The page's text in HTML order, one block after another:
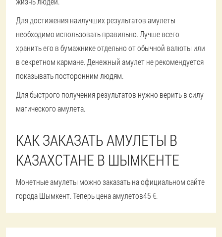
Для достижения наилучших результатов амулеты
необходимо использовать правильно. Лучше всего
хранить его в бумажнике отдельно от обычной валюты или
в секретном кармане. Денежный амулет не рекомендуется
показывать посторонним людям.
Для быстрого получения результатов нужно верить в силу
магического амулета.
КАК ЗАКАЗАТЬ АМУЛЕТЫ В
КАЗАХСТАНЕ В ШЫМКЕНТЕ
Монетные амулеты можно заказать на официальном сайте
города Шымкент. Теперь цена амулетов45 €.